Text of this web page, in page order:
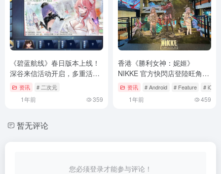
《碧蓝航线》春日版本上线！
深谷来信活动开启，多重活动
同步登场
资讯 # 二次元
1年前 359
香港《勝利女神：妮姬》
NIKKE 官方快閃店登陸旺角
T.O.P 商場！多款限定產品獨
家發售
资讯 # Android # Feature # iOS
1年前 459
暂无评论
您必须登录才能参与评论！